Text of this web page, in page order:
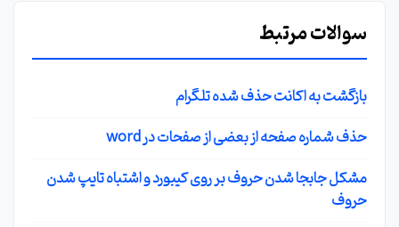
سوالات مرتبط
بازگشت به اکانت حذف شده تلگرام
حذف شماره صفحه از بعضی از صفحات در word
مشکل جابجا شدن حروف بر روی کیبورد و اشتباه تایپ شدن
حروف